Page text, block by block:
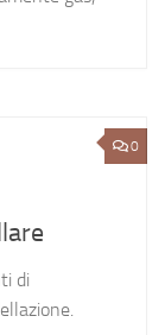
0
di